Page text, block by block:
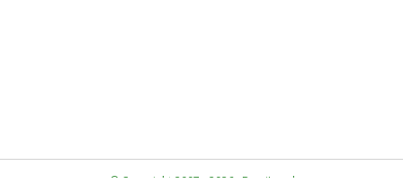
© Copyright 2007 - 2026 · BrasiLocal